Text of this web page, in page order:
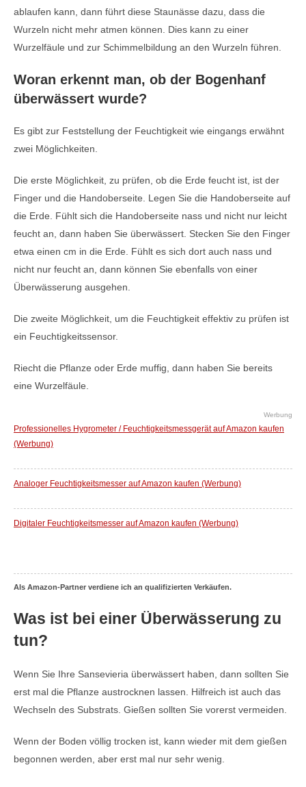
ablaufen kann, dann führt diese Staunässe dazu, dass die
Wurzeln nicht mehr atmen können. Dies kann zu einer
Wurzelfäule und zur Schimmelbildung an den Wurzeln führen.
Woran erkennt man, ob der Bogenhanf
überwässert wurde?
Es gibt zur Feststellung der Feuchtigkeit wie eingangs erwähnt
zwei Möglichkeiten.
Die erste Möglichkeit, zu prüfen, ob die Erde feucht ist, ist der
Finger und die Handoberseite. Legen Sie die Handoberseite auf
die Erde. Fühlt sich die Handoberseite nass und nicht nur leicht
feucht an, dann haben Sie überwässert. Stecken Sie den Finger
etwa einen cm in die Erde. Fühlt es sich dort auch nass und
nicht nur feucht an, dann können Sie ebenfalls von einer
Überwässerung ausgehen.
Die zweite Möglichkeit, um die Feuchtigkeit effektiv zu prüfen ist
ein Feuchtigkeitssensor.
Riecht die Pflanze oder Erde muffig, dann haben Sie bereits
eine Wurzelfäule.
Werbung
Professionelles Hygrometer / Feuchtigkeitsmessgerät auf Amazon kaufen
(Werbung)
Analoger Feuchtigkeitsmesser auf Amazon kaufen (Werbung)
Digitaler Feuchtigkeitsmesser auf Amazon kaufen (Werbung)
Als Amazon-Partner verdiene ich an qualifizierten Verkäufen.
Was ist bei einer Überwässerung zu
tun?
Wenn Sie Ihre Sansevieria überwässert haben, dann sollten Sie
erst mal die Pflanze austrocknen lassen. Hilfreich ist auch das
Wechseln des Substrats. Gießen sollten Sie vorerst vermeiden.
Wenn der Boden völlig trocken ist, kann wieder mit dem gießen
begonnen werden, aber erst mal nur sehr wenig.